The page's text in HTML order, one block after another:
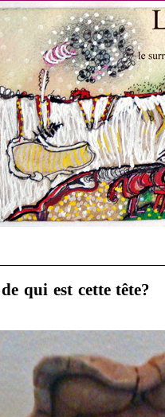
qui est cette tête?